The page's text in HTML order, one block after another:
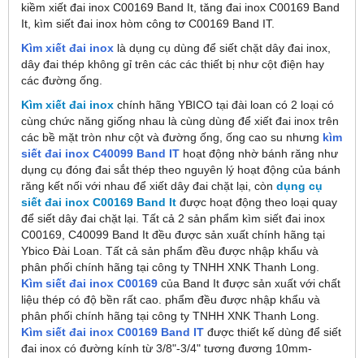
kiềm xiết đai inox C00169 Band It, tăng đai inox C00169 Band
It, kìm siết đai inox hòm công tơ C00169 Band IT.
Kìm xiết đai inox là dụng cụ dùng để siết chặt dây đai inox,
dây đai thép không gỉ trên các các thiết bị như cột điện hay
các đường ống.
Kìm xiết đai inox chính hãng YBICO tại đài loan có 2 loại có
cùng chức năng giống nhau là cùng dùng để xiết đai inox trên
các bề mặt tròn như cột và đường ống, ống cao su nhưng kìm
siết đai inox C40099 Band IT hoạt động nhờ bánh răng như
dụng cụ đóng đai sắt thép theo nguyên lý hoạt động của bánh
răng kết nối với nhau để xiết dây đai chặt lại, còn dụng cụ
siết đai inox C00169 Band It được hoạt động theo loại quay
để siết dây đai chặt lại. Tất cả 2 sản phẩm kìm siết đai inox
C00169, C40099 Band It đều được sản xuất chính hãng tại
Ybico Đài Loan. Tất cả sản phẩm đều được nhập khẩu và
phân phối chính hãng tại công ty TNHH XNK Thanh Long.
Kìm siết đai inox C00169 của Band It được sản xuất với chất
liệu thép có độ bền rất cao. phẩm đều được nhập khẩu và
phân phối chính hãng tại công ty TNHH XNK Thanh Long.
Kìm siết đai inox C00169 Band IT được thiết kế dùng để siết
đai inox có đường kính từ 3/8"-3/4" tương đương 10mm-